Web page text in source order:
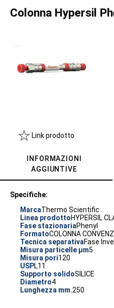
Colonna Hypersil
Link prodotto
INFORMAZIONI
AGGIUNTIVE
Specifiche:
MarcaThermo Scientific
Linea prodottoHYPERSIL
Fase stazionariaPhenyl
FormatoCOLONNA
Tecnica separativaFase
Misura particelle µm5
Misura pori120
USPL11
Supporto solidoSILICE
Diametro4
Lunghezza mm.250